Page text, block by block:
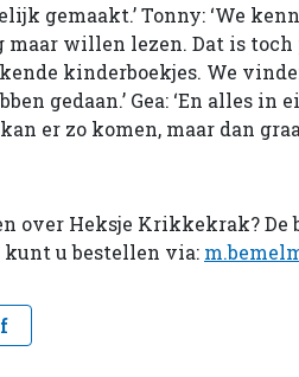
gemaakt.’ Tonny: ‘We
willen lezen. Dat is
kinderboekjes. We
gedaan.’ Gea: ‘En alles in
er zo komen, maar dan
Heksje Krikkekrak? De
u bestellen via: